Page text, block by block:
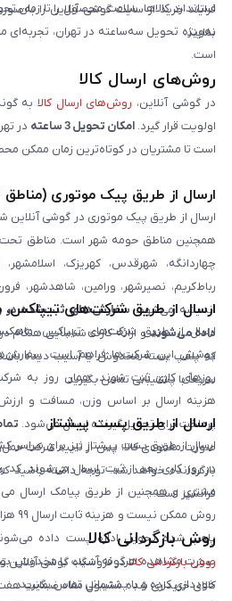
استاندارد کالاها، سلامت محصول را تا زمان
به‌ویژه تحویل سه‌ساعته در تهران، تجربه‌ای
است.
فرایند خرید از سایت گوشی آنلاین را
نمایند.
روش‌های ارسال کالا
در گوشی آنلاین، روش‌های ارسال کالا به
اولویت قرار گیرد. امکان تحویل 3 ساعته
در
است تا مشتریان در کوتاه‌ترین زمان ممکن
ارسال از طریق پیک موتوری (مناطق
همچنین مناطق حومه شهر است. مناطق
چهاردانگه، شهرقدس، کهریزک،
رباط‌کریم، نصیرشهر، ورامین، شاهدشهر،
اندیشه می‌شود. سفارش‌های ثبت‌شده در
داده می‌شوندو ارائه کارت شناسایی هنگام
که پلمپ بسته مخدوش یا آسیب دیده
سریعاً با پشتیبانی تماس بگیرید.
ارسال از طریق شرکت‌های تیپاکس،
ارسال از طریق شرکت‌های تیپاکس،
روزهای کاری ثبت شوند، همان روز به
هزینه ارسال بر اساس وزن، مسافت و
پرداخت برای تحویل‌گیرنده ارسال می‌شود.
صورت مفقودی کالا، پس از تایید شرکت
فرانشیز است.
ارسال از طریق پست پیشتاز
ارسال از طریق پست پیشتاز نیز برای
در روز کاری بعد از ثبت، ارسال می‌شوند.
مشتری و همچنین از طریق پیامک ارسال
روش
پلمپ شده تحویل اداره پست داده
صورت مشاهده هرگونه آسیب یا مخدوش
خودداری کرده و با پشتیبانی تماس بگیرید.
روش بازگردانی کالا
روش بازگردانی کالادر فروشگاه گوشی آنلاین
کالای خریداری شده مشمول مفاد ضمانت